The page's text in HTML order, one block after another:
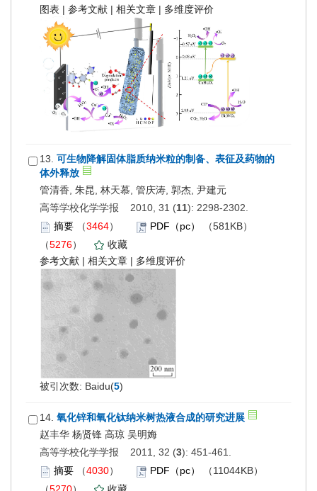
图表 | 参考文献 | 相关文章 | 多维度评价
13. 可生物降解固体脂质纳米粒的制备、表征及药物的
体外释放
管清香, 朱昆, 林天慕, 管庆涛, 郭杰, 尹建元
高等学校化学学报 2010, 31 (11): 2298-2302.
摘要 （3464） PDF（pc）
（581KB）
（5276）
收藏
参考文献 | 相关文章 | 多维度评价
被引次数: Baidu(5)
14. 氧化锌和氧化钛纳米树热液合成的研究进展
赵丰华 杨贤锋 高琼 吴明娒
高等学校化学学报 2011, 32 (3): 451-461.
摘要 （4030） PDF（pc）
（11044KB）